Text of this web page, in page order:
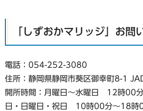
「しずおかマリッジ」お問
電話：054-252-3080
住所：静岡県静岡市葵区御幸町8-1
開所時間：月曜日～水曜日 12時00
日・日曜日・祝日 10時00分～18時